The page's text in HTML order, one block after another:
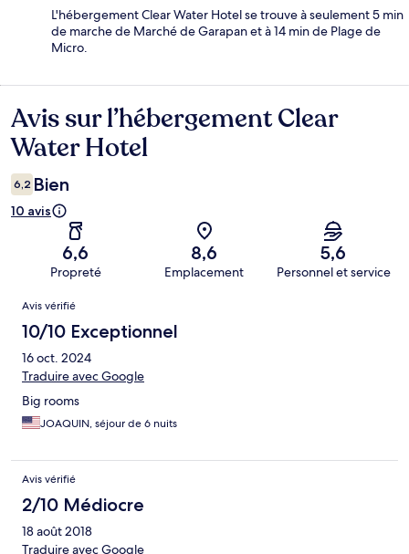
L'hébergement Clear Water Hotel se trouve à seulement 5 min
de marche de Marché de Garapan et à 14 min de Plage de
Micro.
Avis
Avis sur l’hébergement Clear
Water Hotel
6,2 Bien
10 avis
6,6
Propreté
8,6
Emplacement
5,6
Personnel et service
Avis
Avis vérifié
10/10 Exceptionnel
16 oct. 2024
Traduire avec Google
Big rooms
JOAQUIN, séjour de 6 nuits
Avis vérifié
2/10 Médiocre
18 août 2018
Traduire avec Google